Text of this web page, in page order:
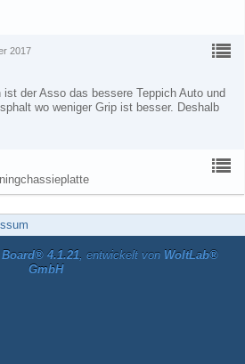
2017
ist der Asso das bessere Teppich Auto und
wo weniger Grip ist besser. Deshalb
4.1.21, entwickelt von WoltLab®
GmbH